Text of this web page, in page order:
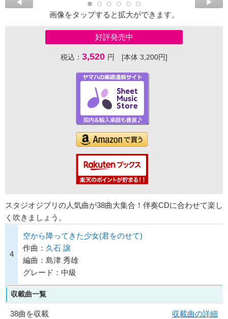
画像をタップすると拡大ができます。
好評発売中
税込： 3,520 円 [本体 3,200円]
スタジオジブリの人気曲が38曲大集合！伴奏CDに合わせて楽し
く吹きましょう。
4
空から降ってきた少女(君をのせて)
作曲： 久石 譲
編曲：島津 秀雄
グレード：中級
収載曲一覧
38曲を収載
収載曲の詳細